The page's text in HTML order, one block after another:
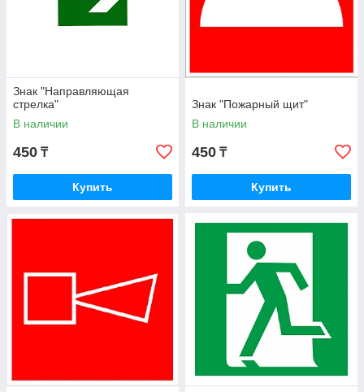
Знак "Направляющая
стрелка"
В наличии
450 ₸
Купить
Знак "Пожарный щит"
В наличии
450 ₸
Купить